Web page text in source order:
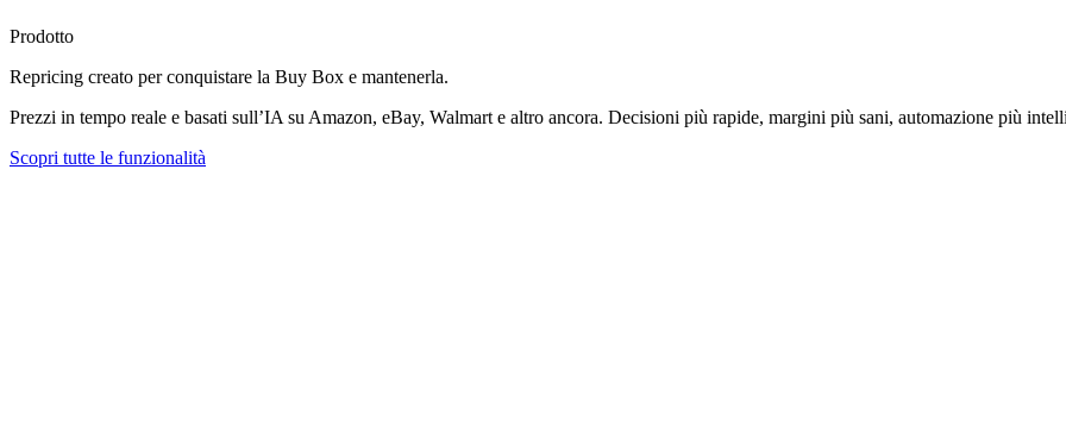
Prodotto
Repricing creato perconquistare la Buy Box e mantenerla.
Prezzi in tempo reale e basati sull’IA su Amazon, eBay, Walmart e altro ancora. Decisioni più rapide, margini più sani, automazione più
Scopri tutte le funzionalità